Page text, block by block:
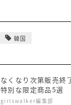
韓国
なくなり次第販売終
特別な限定商品5選
girlswalker編集部